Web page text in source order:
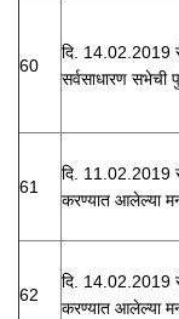
60
दि. 14.02.2019
सर्वसाधारण सभेची
61
दि. 11.02.2019
करण्यात आलेल्या
62
दि. 14.02.2019
करण्यात आलेल्या